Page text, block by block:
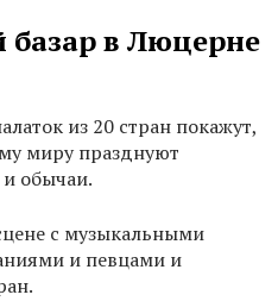
базар в Люцерне
из 20 стран покажут,
миру празднуют
обычаи.
с музыкальными
и певцами и